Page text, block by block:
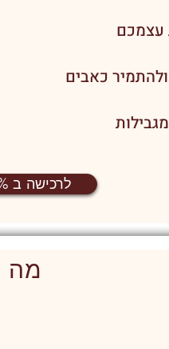
עצמכם
כאבים
לרכישה ב 50% הנחה
מה